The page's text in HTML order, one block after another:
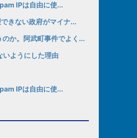
IPは自由に使...
きない政府がマイナ...
か。阿武町事件でよく...
ようにした理由
IPは自由に使...